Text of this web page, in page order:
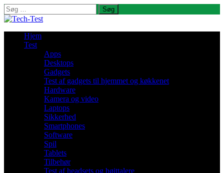
Søg
efter:
Hjem
Test
Apps
Desktops
Gadgets
Test af gadgets til hjemmet og køkkenet
Hardware
Kamera og video
Laptops
Sikkerhed
Smartphones
Software
Spil
Tablets
Tilbehør
Test af headsets og højttalere